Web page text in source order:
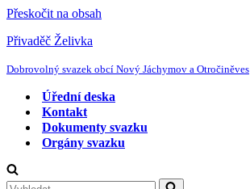
Přeskočit na obsah
Přivaděč Želivka
Dobrovolný svazek obcí Nový Jáchymov a Otročiněves
Úřední deska
Kontakt
Dokumenty svazku
Orgány svazku
Vyhledat